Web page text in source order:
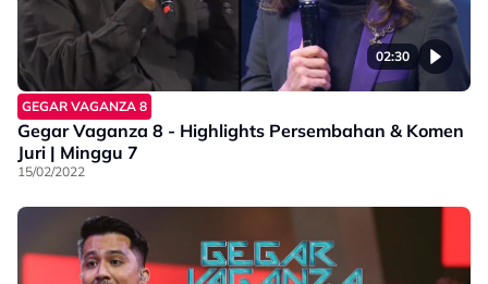
02:30
GEGAR VAGANZA 8
Gegar Vaganza 8 - Highlights Persembahan & Komen
Juri | Minggu 7
15/02/2022